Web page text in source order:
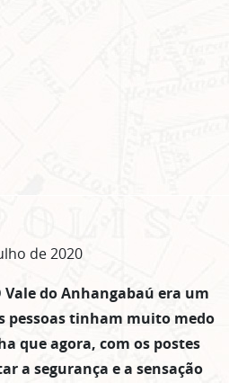
de 2020
Vale do Anhangabaú era um
pessoas tinham muito medo
que agora, com os postes
a segurança e a sensação